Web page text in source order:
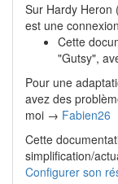
Sur Hardy Heron
est une
Cette
"Gutsy",
Pour une
avez des
moi → Fabien26
Cette
simplification/
Configurer son